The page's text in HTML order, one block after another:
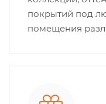
покрытий под
помещения